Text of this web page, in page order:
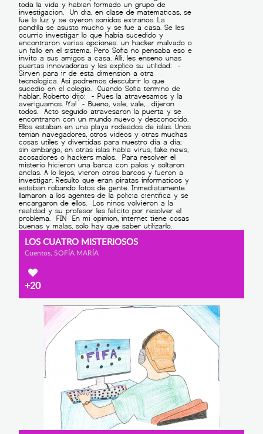
LOS CUATRO MISTERIOSOS
Cuentos, SOFÍA MARÍA
+20